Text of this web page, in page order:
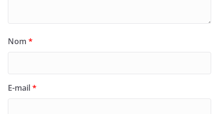
Nom *
E-mail*